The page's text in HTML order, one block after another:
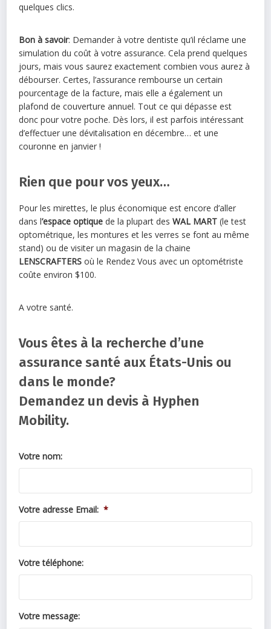
quelques clics.
Bon à savoir: Demander à votre dentiste qu’il réclame une
simulation du coût à votre assurance. Cela prend quelques
jours, mais vous saurez exactement combien vous aurez à
débourser. Certes, l’assurance rembourse un certain
pourcentage de la facture, mais elle a également un
plafond de couverture annuel. Tout ce qui dépasse est
donc pour votre poche. Dès lors, il est parfois intéressant
d’effectuer une dévitalisation en décembre… et une
couronne en janvier !
Rien que pour vos yeux…
Pour les mirettes, le plus économique est encore d’aller
dans l’espace optique de la plupart desWAL MART (le test
optométrique, les montures et les verres se font au même
stand) ou de visiter un magasin de la chaine
LENSCRAFTERS où le Rendez Vous avec un optométriste
coûte environ $100.
A votre santé.
Vous êtes à la recherche d’une
assurance santé aux États-Unis ou
dans le monde?
Demandez un devis à Hyphen
Mobility.
Votre nom:
Votre adresse Email: *
Votre téléphone:
Votre message: